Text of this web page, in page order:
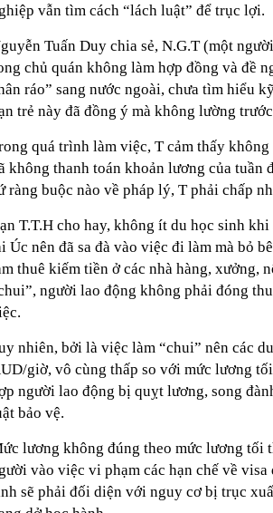
vẫn tìm cách “lách luật” để trục lợi.
Tuấn Duy chia sẻ, N.G.T (một
chủ quán không làm hợp đồng và đề
ráo” sang nước ngoài, chưa tìm hiểu
trẻ này đã đồng ý mà không lường
quá trình làm việc, T cảm thấy
không thanh toán khoản lương của tuần
ràng buộc nào về pháp lý, T phải chấp
T.T.H cho hay, không ít du học sinh
Úc nên đã sa đà vào việc đi làm mà bỏ
thuê kiếm tiền ở các nhà hàng, xưởng,
người lao động không phải đóng
nhiên, bởi là việc làm “chui” nên các
giờ, vô cùng thấp so với mức lương
người lao động bị quỵt lương, song
bảo vệ.
lương không đúng theo mức lương tối
vào việc vi phạm các hạn chế về
sẽ phải đối diện với nguy cơ bị trục